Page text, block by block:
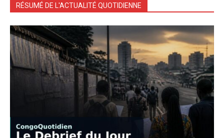
RÉSUMÉ DE L'ACTUALITÉ QUOTIDIENNE